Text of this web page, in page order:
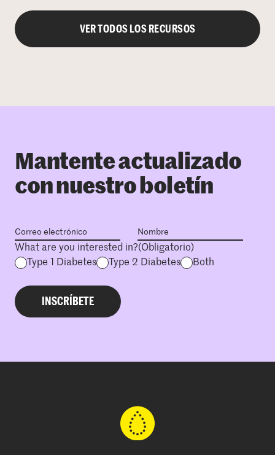
VER TODOS LOS RECURSOS
Mantente actualizado
con nuestro boletín
What are you interested in?(Obligatorio)
Type 1 Diabetes
Type 2 Diabetes Both